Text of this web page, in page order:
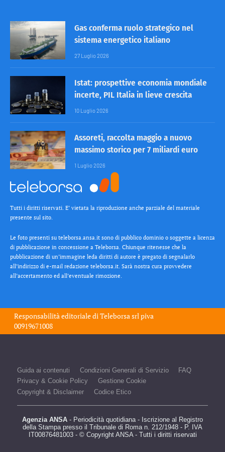
Gas conferma ruolo strategico nel
sistema energetico italiano
27 Luglio 2026
Istat: prospettive economia mondiale
incerte, PIL Italia in lieve crescita
10 Luglio 2026
Assoreti, raccolta maggio a nuovo
massimo storico per 7 miliardi euro
1 Luglio 2026
Tutti i diritti riservati. E’ vietata la riproduzione anche parziale del materiale
presente sul sito.
Le foto presenti su teleborsa.ansa.it sono di pubblico dominio o soggette a licenza
di pubblicazione in concessione a Teleborsa. Chiunque ritenesse che la
pubblicazione di un’immagine leda diritti di autore è pregato di segnalarlo
all’indirizzo di e-mail redazione teleborsa.it. Sarà nostra cura provvedere
all’accertamento ed all’eventuale rimozione.
Responsabilità editoriale diTeleborsa srl piva
00919671008
Guida ai contenuti Condizioni Generali di Servizio
FAQ
Privacy & Cookie Policy
Gestione Cookie
Copyright & Disclaimer
Codice Etico
Agenzia ANSA - Periodicità quotidiana - Iscrizione al Registro
della Stampa presso il Tribunale di Roma n. 212/1948 - P. IVA
IT00876481003 - © Copyright ANSA - Tutti i diritti riservati